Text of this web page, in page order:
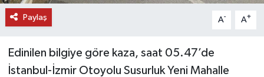
Paylaş A- A+
Edinilen bilgiye göre kaza, saat 05.47’de
İstanbul-İzmir Otoyolu Susurluk Yeni Mahalle
VİDEO HABERLER
YAZARLAR